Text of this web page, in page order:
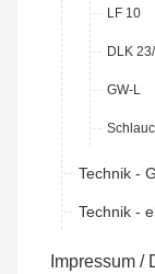
LF 10
DLK
GW-L
Technik -
Technik -
Impressum /